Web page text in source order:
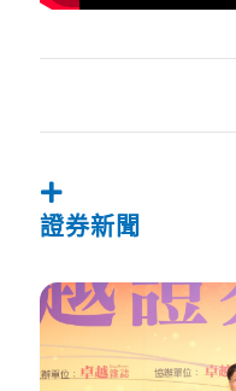
證券新聞